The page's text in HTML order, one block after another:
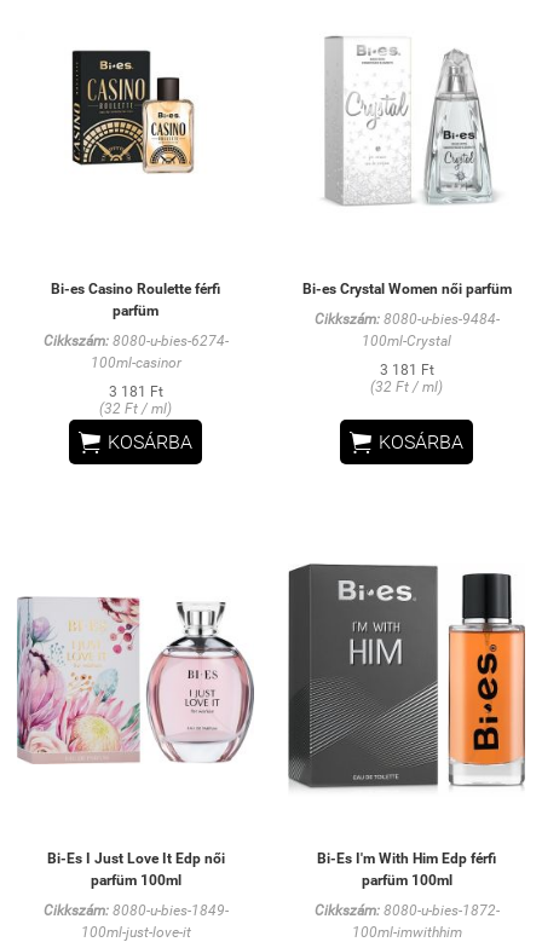
Bi-es Casino Roulette férfi
parfüm
Cikkszám:8080-u-bies-6274-
100ml-casinor
3 181 Ft
(32 Ft / ml)
 KOSÁRBA
Bi-es Crystal Women női parfüm
Cikkszám:8080-u-bies-9484-
100ml-Crystal
3 181 Ft
(32 Ft / ml)
 KOSÁRBA
Bi-Es I Just Love It Edp női
parfüm 100ml
Cikkszám:8080-u-bies-1849-
100ml-just-love-it
Bi-Es I'm With Him Edp férfi
parfüm 100ml
Cikkszám:8080-u-bies-1872-
100ml-imwithhim